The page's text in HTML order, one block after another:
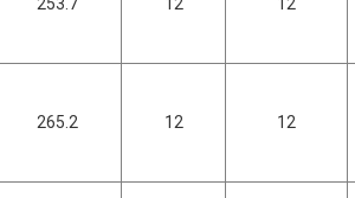
265.2 12 12